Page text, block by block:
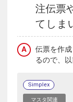
注伝票
てしま
A
伝票を作
るので、
Simplex
マスタ関連